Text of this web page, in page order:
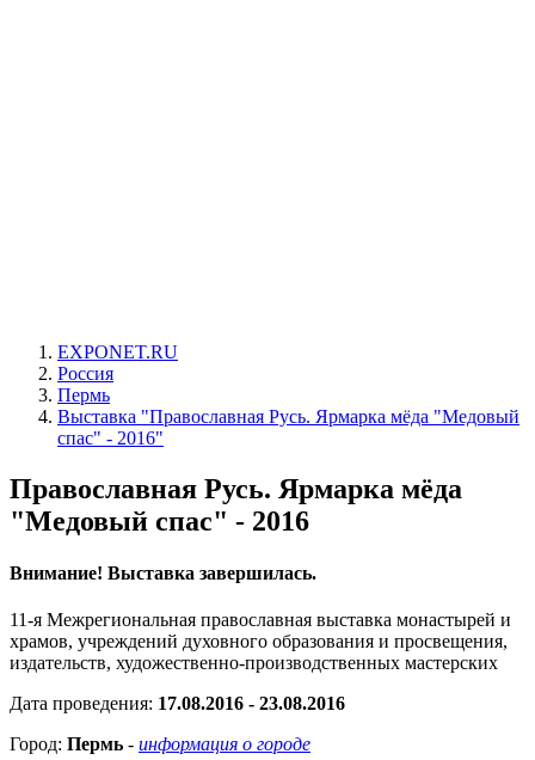
EXPONET.RU
Россия
Пермь
Выставка "Православная Русь. Ярмарка мёда "Медовый
спас" - 2016"
Православная Русь. Ярмарка мёда
"Медовый спас" - 2016
Внимание! Выставка завершилась.
11-я Межрегиональная православная выставка монастырей и
храмов, учреждений духовного образования и просвещения,
издательств, художественно-производственных мастерских
Дата проведения: 17.08.2016 - 23.08.2016
Город: Пермь - информация о городе